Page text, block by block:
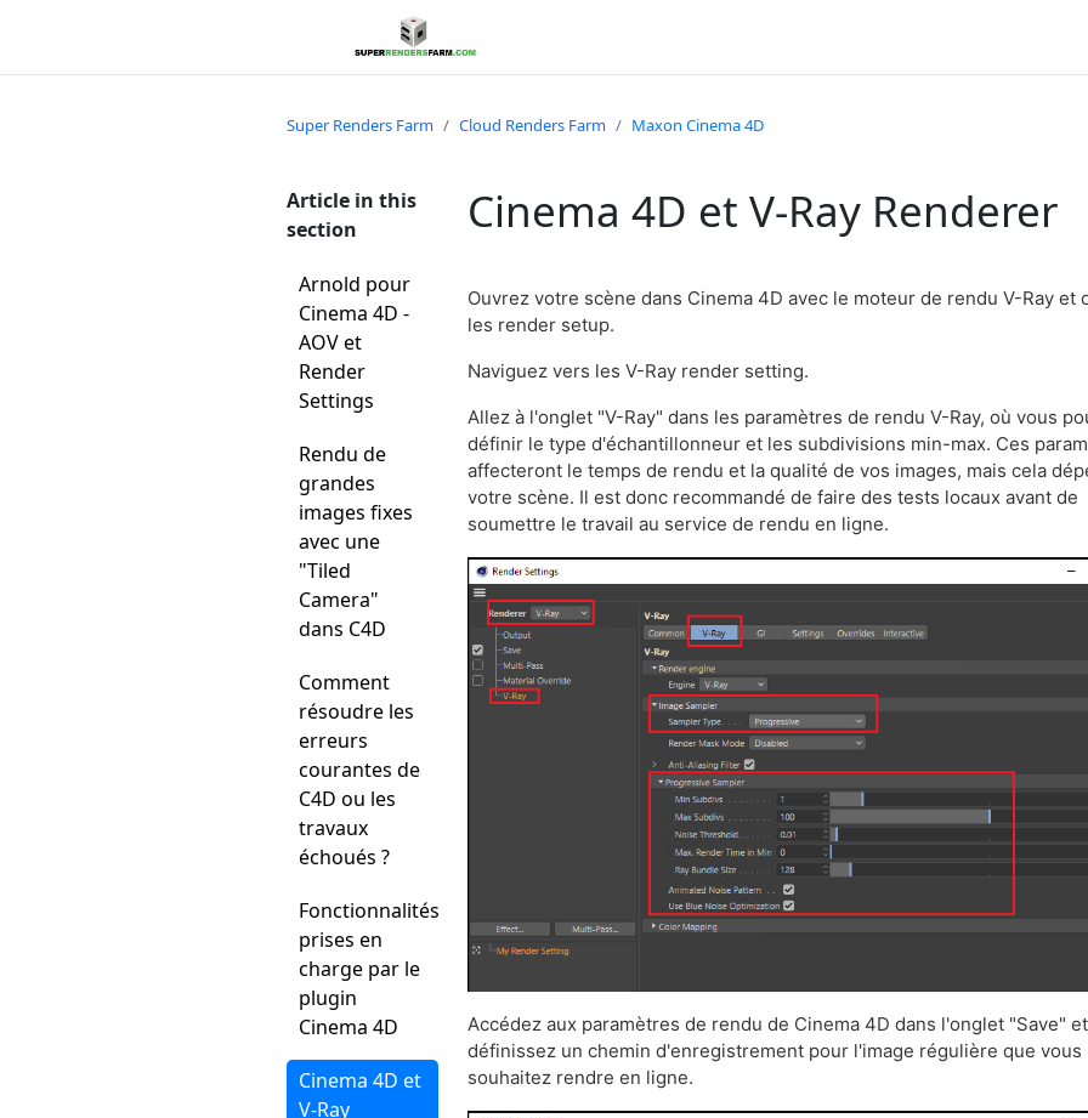
Super Renders Farm Cloud Renders Farm Maxon Cinema 4D
Article in this
section
Arnold pour
Cinema 4D -
AOV et
Render
Settings
Rendu de
grandes
images fixes
avec une
"Tiled
Camera"
dans C4D
Comment
résoudre les
erreurs
courantes de
C4D ou les
travaux
échoués ?
Fonctionnalités
prises en
charge par le
plugin
Cinema 4D
Cinema 4D et
V-Ray
Cinema 4D et V-Ray Renderer
Ouvrez votre scène dans Cinema 4D avec le moteur de rendu V-Ray et
les render setup.
Naviguez vers les V-Ray render setting.
Allez à l'onglet "V-Ray" dans les paramètres de rendu V-Ray, où vous
définir le type d'échantillonneur et les subdivisions min-max. Ces
affecteront le temps de rendu et la qualité de vos images, mais cela
votre scène. Il est donc recommandé de faire des tests locaux avant de
soumettre le travail au service de rendu en ligne.
Accédez aux paramètres de rendu de Cinema 4D dans l'onglet "Save" et
définissez un chemin d'enregistrement pour l'image régulière que vous
souhaitez rendre en ligne.